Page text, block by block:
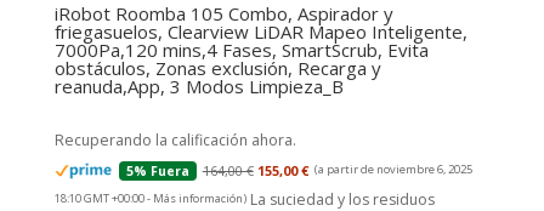
iRobot Roomba 105 Combo, Aspirador y
friegasuelos, Clearview LiDAR Mapeo Inteligente,
7000Pa,120 mins,4 Fases, SmartScrub, Evita
obstáculos, Zonas exclusión, Recarga y
reanuda,App, 3 Modos Limpieza_B
Recuperando la calificación ahora.
5% Fuera 164,00 € 155,00 € (a partir de noviembre 6, 2025
18:10 GMT +00:00 - Más información) La suciedad y los residuos